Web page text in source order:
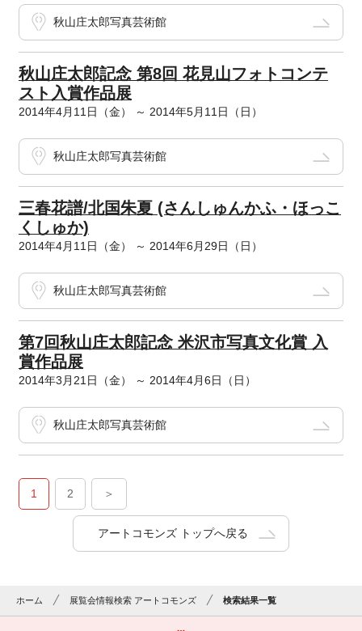
秋山庄太郎写真芸術館
秋山庄太郎記念 第8回 花見山フォトコンテ
スト入賞作品展
2014年4月11日（金） ～ 2014年5月11日（日）
秋山庄太郎写真芸術館
三春花譜/北国朱夏 (さんしゅんかふ・ほっこ
くしゅか)
2014年4月11日（金） ～ 2014年6月29日（日）
秋山庄太郎写真芸術館
第7回秋山庄太郎記念 米沢市写真文化賞 入
賞作品展
2014年3月21日（金） ～ 2014年4月6日（日）
秋山庄太郎写真芸術館
1 2 ＞
アートコモンズ トップへ戻る
ホーム 展覧会情報検索 アートコモンズ 検索結果一覧